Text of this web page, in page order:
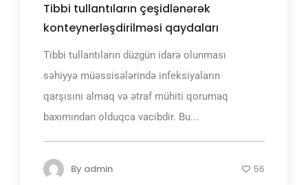
Tibbi tullantıların çeşidlənərək
konteynerləşdirilməsi qaydaları
Tibbi tullantıların düzgün idarə olunması
səhiyyə müəssisələrində infeksiyaların
qarşısını almaq və ətraf mühiti qorumaq
baxımından olduqca vacibdir. Bu...
By admin 56